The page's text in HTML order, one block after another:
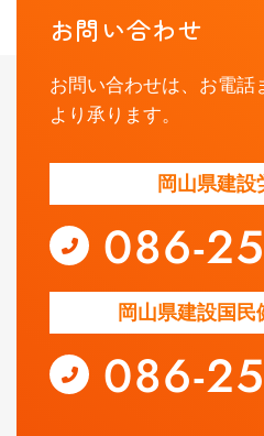
お問い合わせ
お問い合わせは、お電話
より承ります。
岡山県建設
岡山県建設国